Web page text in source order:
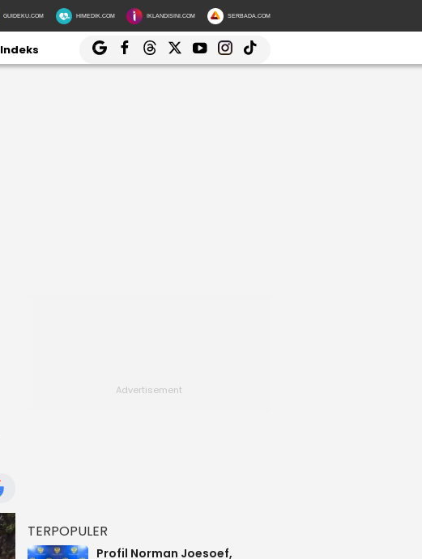
GUIDEKU.COM HIMEDIK.COM IKLANDISINI.COM SERBADA.COM
Indeks
TERPOPULER
Profil Norman Joesoef,